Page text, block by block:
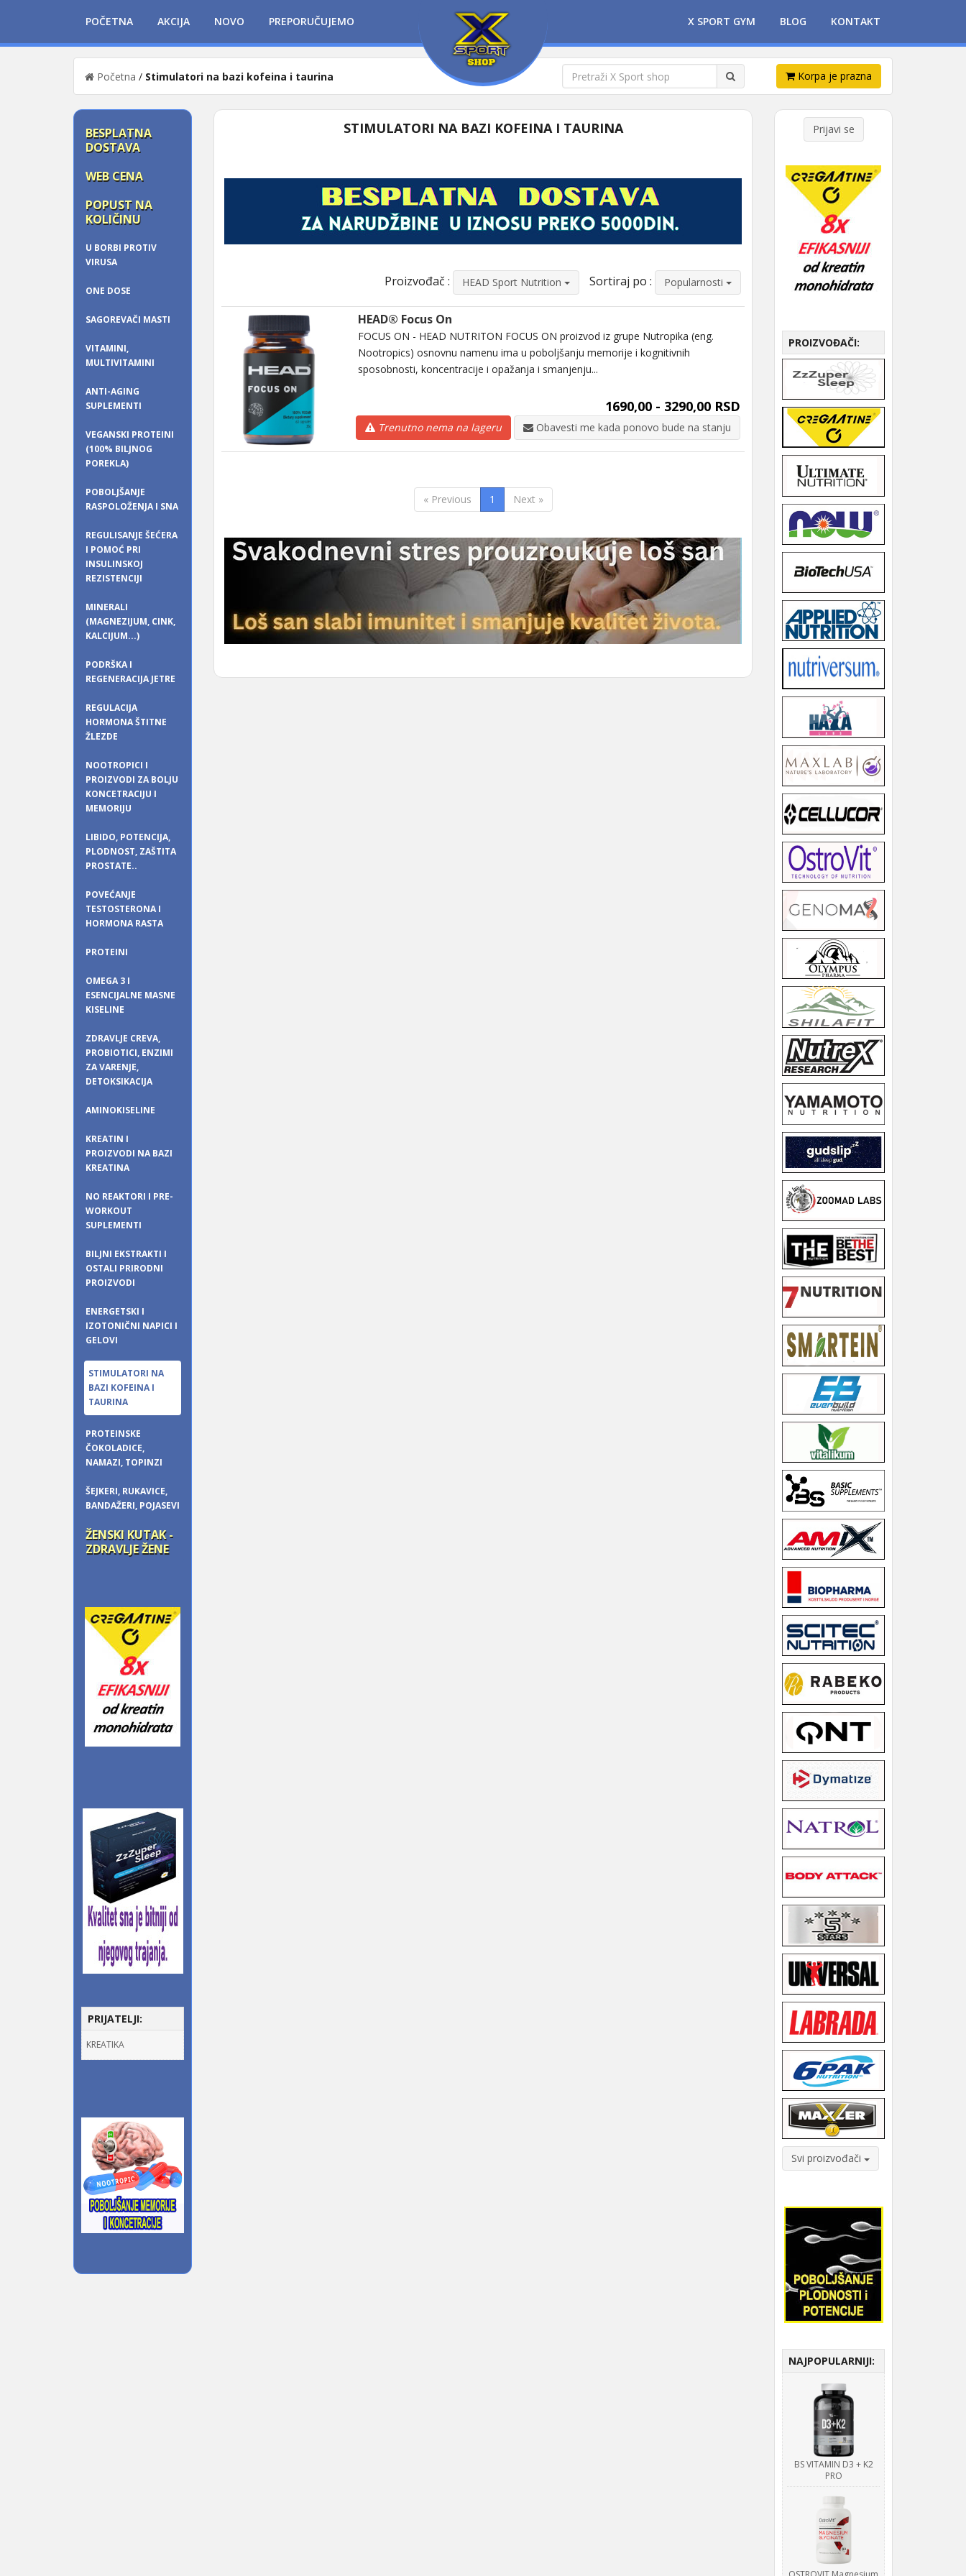
POČETNA AKCIJA NOVO PREPORUČUJEMO X SPORT GYM BLOG KONTAKT
Početna / Stimulatori na bazi kofeina i taurina Korpa je prazna
BESPLATNA
DOSTAVA
WEB CENA
POPUST NA
KOLIČINU
U BORBI PROTIV
VIRUSA
ONE DOSE
SAGOREVAČI MASTI
VITAMINI,
MULTIVITAMINI
ANTI-AGING
SUPLEMENTI
VEGANSKI PROTEINI
(100% BILJNOG
POREKLA)
POBOLJŠANJE
RASPOLOŽENJA I SNA
REGULISANJE ŠEĆERA
I POMOĆ PRI
INSULINSKOJ
REZISTENCIJI
MINERALI
(MAGNEZIJUM, CINK,
KALCIJUM...)
PODRŠKA I
REGENERACIJA JETRE
REGULACIJA
HORMONA ŠTITNE
ŽLEZDE
NOOTROPICI I
PROIZVODI ZA BOLJU
KONCETRACIJU I
MEMORIJU
LIBIDO, POTENCIJA,
PLODNOST, ZAŠTITA
PROSTATE..
POVEĆANJE
TESTOSTERONA I
HORMONA RASTA
PROTEINI
OMEGA 3 I
ESENCIJALNE MASNE
KISELINE
ZDRAVLJE CREVA,
PROBIOTICI, ENZIMI
ZA VARENJE,
DETOKSIKACIJA
AMINOKISELINE
KREATIN I
PROIZVODI NA BAZI
KREATINA
NO REAKTORI I PRE-
WORKOUT
SUPLEMENTI
BILJNI EKSTRAKTI I
OSTALI PRIRODNI
PROIZVODI
ENERGETSKI I
IZOTONIČNI NAPICI I
GELOVI
STIMULATORI NA
BAZI KOFEINA I
TAURINA
PROTEINSKE
ČOKOLADICE,
NAMAZI, TOPINZI
ŠEJKERI, RUKAVICE,
BANDAŽERI, POJASEVI
ŽENSKI KUTAK -
ZDRAVLJE ŽENE
PRIJATELJI:
KREATIKA
STIMULATORI NA BAZI KOFEINA I TAURINA
Proizvođač : HEAD Sport Nutrition Sortiraj po : Popularnosti
HEAD® Focus On
FOCUS ON - HEAD NUTRITON FOCUS ON proizvod iz grupe Nutropika (eng.
Nootropics) osnovnu namenu ima u poboljšanju memorije i kognitivnih
sposobnosti, koncentracije i opažanja i smanjenju...
1690,00 - 3290,00 RSD
Trenutno nema na lageru Obavesti me kada ponovo bude na stanju
« Previous 1 Next »
Prijavi se
PROIZVOĐAČI:
Svi proizvođači
NAJPOPULARNIJI:
BS VITAMIN D3 + K2
PRO